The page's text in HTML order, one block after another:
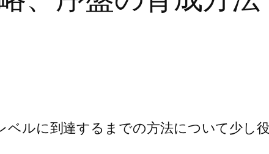
ルに到達するまでの方法について少し役